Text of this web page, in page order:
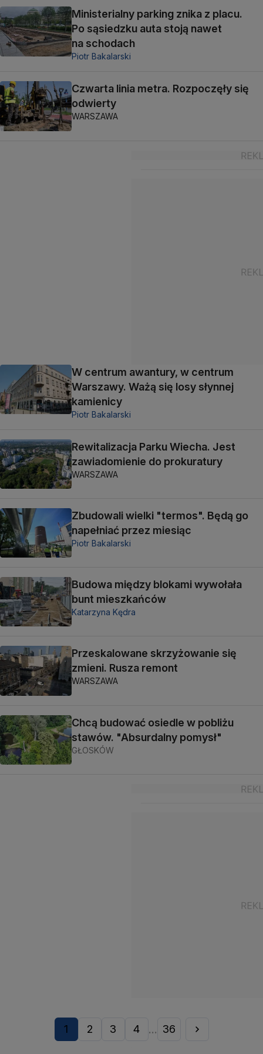
Ministerialny parking znika z placu.
Po sąsiedzku auta stoją nawet
na schodach
Piotr Bakalarski
Czwarta linia metra. Rozpoczęły się
odwierty
WARSZAWA
W centrum awantury, w centrum
Warszawy. Ważą się losy słynnej
kamienicy
Piotr Bakalarski
Rewitalizacja Parku Wiecha. Jest
zawiadomienie do prokuratury
WARSZAWA
Zbudowali wielki "termos". Będą go
napełniać przez miesiąc
Piotr Bakalarski
Budowa między blokami wywołała
bunt mieszkańców
Katarzyna Kędra
Przeskalowane skrzyżowanie się
zmieni. Rusza remont
WARSZAWA
Chcą budować osiedle w pobliżu
stawów. "Absurdalny pomysł"
GŁOSKÓW
1 2 3 4 ... 36